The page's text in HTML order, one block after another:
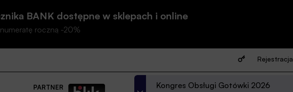
BANK dostępne w sklepach i online
roczną -20%
Rejestracja
PARTNER
Kongres Obsługi Gotówki 2026